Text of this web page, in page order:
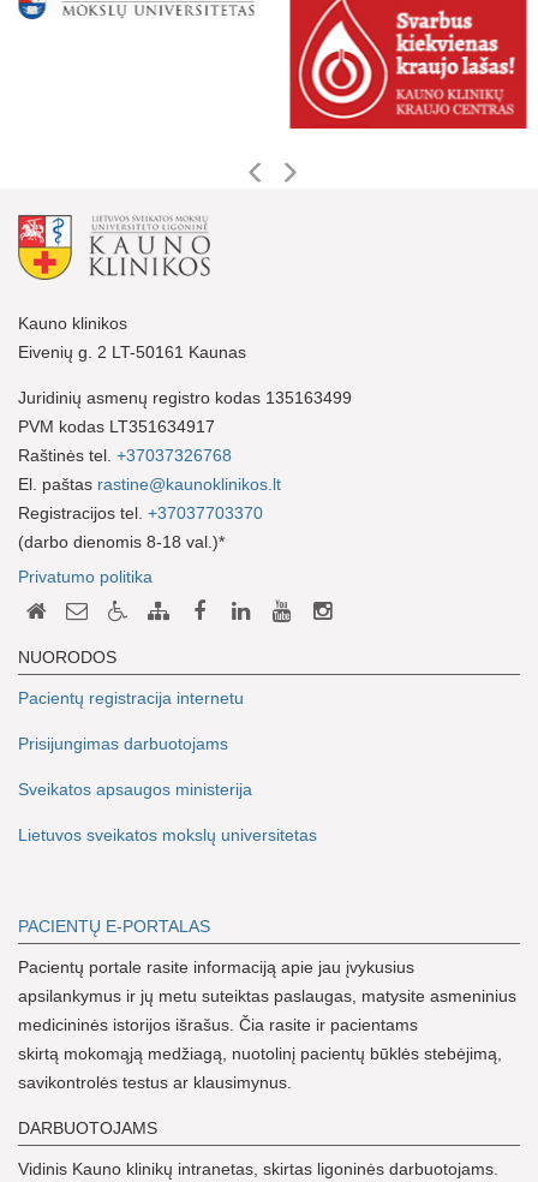
Kauno klinikos
Eivenių g. 2 LT-50161 Kaunas
Juridinių asmenų registro kodas 135163499
PVM kodas LT351634917
Raštinės tel. +37037326768
El. paštas rastine@kaunoklinikos.lt
Registracijos tel. +37037703370
(darbo dienomis 8-18 val.)*
Privatumo politika
NUORODOS
Pacientų registracija internetu
Prisijungimas darbuotojams
Sveikatos apsaugos ministerija
Lietuvos sveikatos mokslų universitetas
PACIENTŲ E-PORTALAS
Pacientų portale rasite informaciją apie jau įvykusius
apsilankymus ir jų metu suteiktas paslaugas, matysite asmeninius
medicininės istorijos išrašus. Čia rasite ir pacientams
skirtą mokomąją medžiagą, nuotolinį pacientų būklės stebėjimą,
savikontrolės testus ar klausimynus.
DARBUOTOJAMS
Vidinis Kauno klinikų intranetas, skirtas ligoninės darbuotojams.